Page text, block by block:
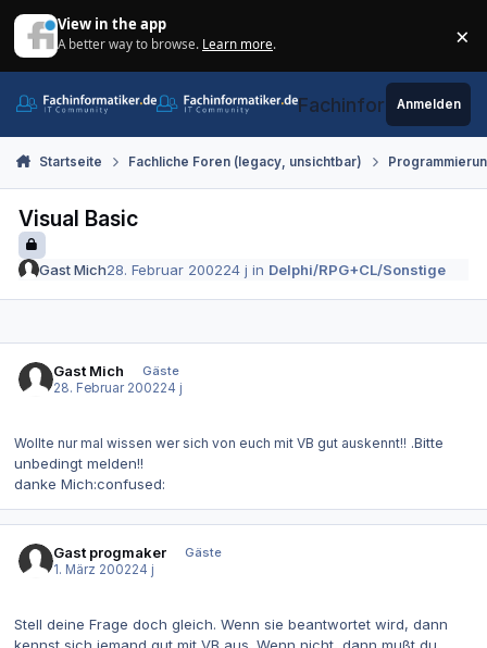
View in the app
A better way to browse. Learn more. ×
Fachinformatiker.de
Anmelden
Startseite Fachliche Foren (legacy, unsichtbar)
Visual Basic
Gast Mich28. Februar 200224 j in Delphi/RPG+CL/Sonstige
Gast Mich
Gäste
28. Februar 200224 j
Wollte nur mal wissen wer sich von euch mit VB gut auskennt!! .Bitte
unbedingt melden!!
danke Mich:confused:
Gast progmaker
Gäste
1. März 200224 j
Stell deine Frage doch gleich. Wenn sie beantwortet wird, dann
kennst sich jemand gut mit VB aus. Wenn nicht, dann mußt du